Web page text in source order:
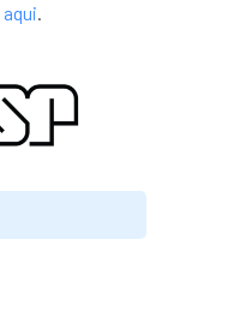
aqui.